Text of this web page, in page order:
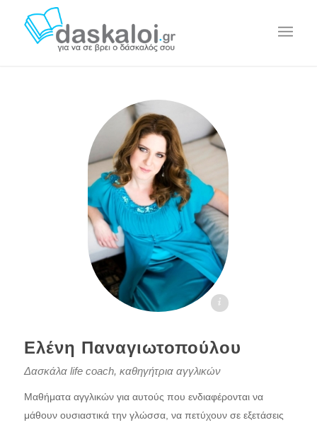
Ελένη Παναγιωτοπούλου daskaloi.gr
Ελένη Παναγιωτοπούλου
Δασκάλα life coach, καθηγήτρια αγγλικών
Μαθήματα αγγλικών για αυτούς που ενδιαφέρονται να
μάθουν ουσιαστικά την γλώσσα, να πετύχουν σε εξετάσεις